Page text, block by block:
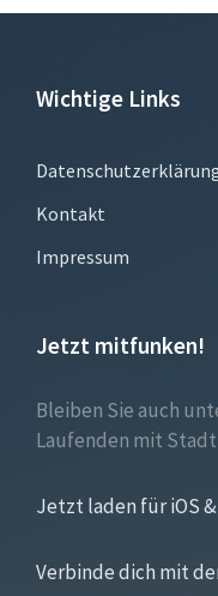
Wichtige Links
Kontakt
Impressum
Jetzt mitfunken!
Bleiben Sie auch
Laufenden mit
Jetzt laden für iOS
Verbinde dich mit